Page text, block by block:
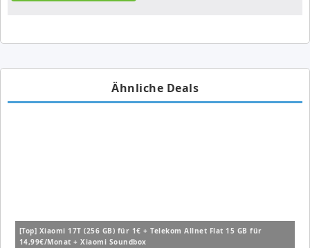
Ähnliche Deals
[Top] Xiaomi 17T (256 GB) für 1€ + Telekom Allnet Flat 15 GB für
14,99€/Monat + Xiaomi Soundbox